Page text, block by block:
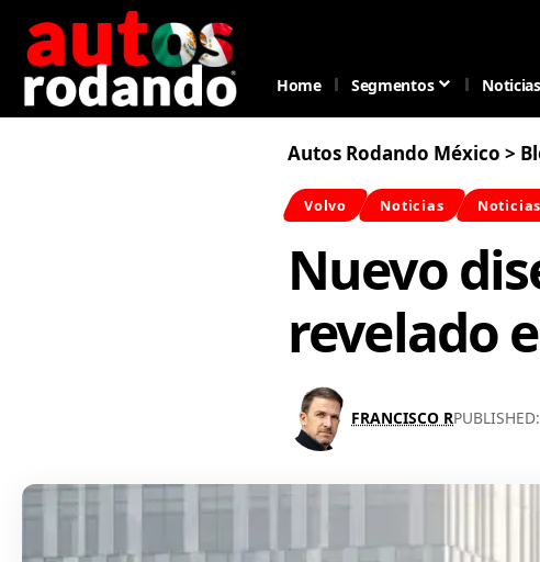
Home Segmentos
Autos Rodando México >
Volvo Noticias
Nuevo
revelado
FRANCISCO R